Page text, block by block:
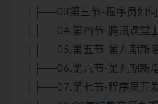
| ├──03第三节-程序员如
| ├──04.第四节-腾讯课堂
| ├──05.第五节-第九期新
| ├──06.第六节-第九期新
| ├──07.第七节-程序员开